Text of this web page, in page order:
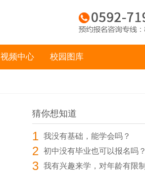
视频中心 校园图库
猜你想知道
1 我没有基础，能学会吗？
2 初中没有毕业也可以报名吗？
3 我有兴趣来学，对年龄有限